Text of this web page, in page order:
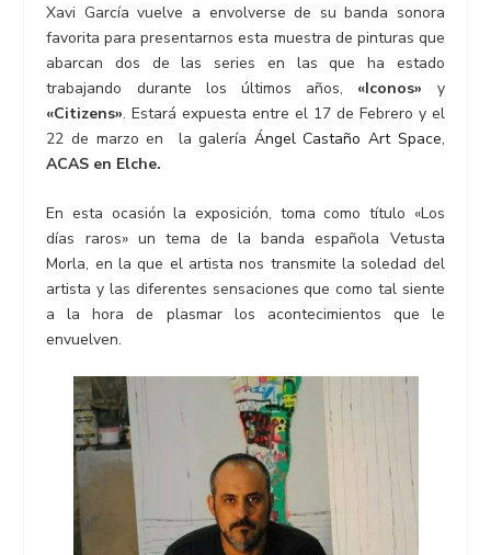
Xavi García vuelve a envolverse de su banda sonora
favorita para presentarnos esta muestra de pinturas que
abarcan dos de las series en las que ha estado
trabajando durante los últimos años, «Iconos» y
«Citizens». Estará expuesta entre el 17 de Febrero y el
22 de marzo en la galería Ángel Castaño Art Space,
ACAS en Elche.
En esta ocasión la exposición, toma como título «Los
días raros» un tema de la banda española Vetusta
Morla, en la que el artista nos transmite la soledad del
artista y las diferentes sensaciones que como tal siente
a la hora de plasmar los acontecimientos que le
envuelven.